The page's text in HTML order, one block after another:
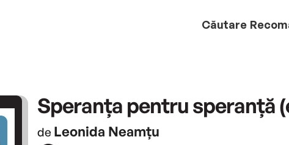
Căutare
Speranța pentru speranță
de Leonida Neamțu